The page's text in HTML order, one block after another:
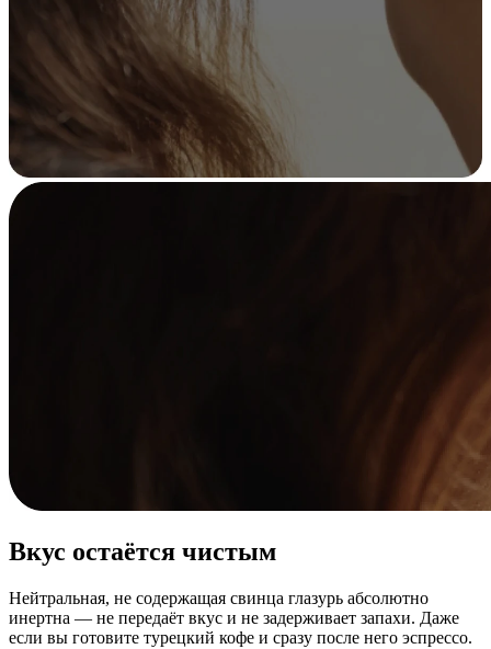
Вкус остаётся чистым
Нейтральная, не содержащая свинца глазурь абсолютно
инертна — не передаёт вкус и не задерживает запахи. Даже
если вы готовите турецкий кофе и сразу после него эспрессо.